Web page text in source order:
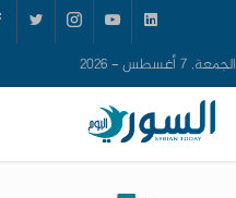
الجمعة, 7 أغسطس - 2026